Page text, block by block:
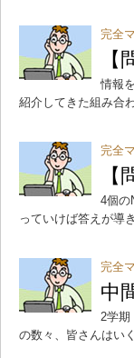
完全
情報
紹介してきた組み合
完全
4個の
っていけば答えが導
完全
中
2学
の数々、皆さんはい